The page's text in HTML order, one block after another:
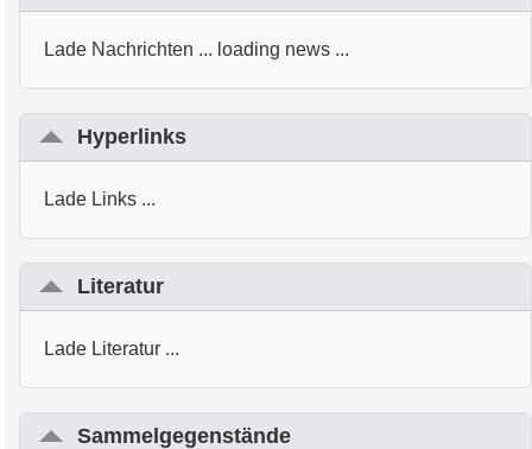
Lade Nachrichten ... loading news ...
Hyperlinks
Lade Links ...
Literatur
Lade Literatur ...
Sammelgegenstände